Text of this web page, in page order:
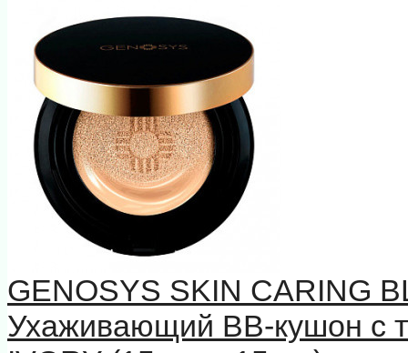
GENOSYS SKIN CARING
Ухаживающий BB-кушон с